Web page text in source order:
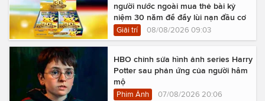
người nước ngoài mua thẻ bài kỷ
niệm 30 năm để đẩy lùi nạn đầu cơ
Giải trí 08/08/2026 09:03
HBO chỉnh sửa hình ảnh series Harry
Potter sau phản ứng của người hâm
mộ
Phim Ảnh 07/08/2026 20:06